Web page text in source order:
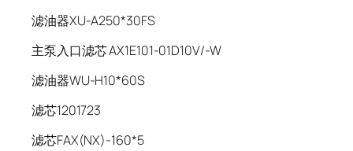
滤油器XU-A250*30FS
主泵入口滤芯 AX1E101-01D10V/-W
滤油器WU-H10*60S
滤芯1201723
滤芯FAX(NX)-160*5